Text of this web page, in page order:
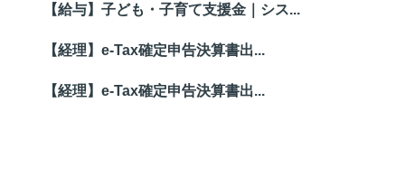
【給与】子ども・子育て支援金｜シス...
【経理】e-Tax確定申告決算書出...
【経理】e-Tax確定申告決算書出...